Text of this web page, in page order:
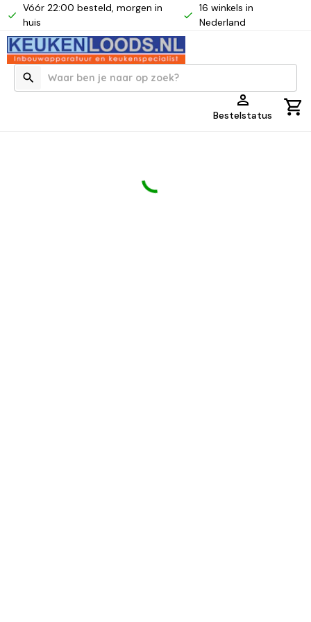
Vóór 22:00 besteld, morgen in
huis
16 winkels in
Nederland
Bestelstatus